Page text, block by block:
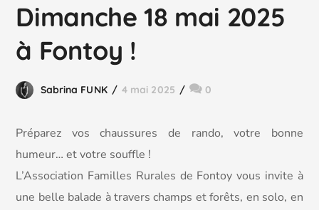
Dimanche 18 mai 2025
à Fontoy !
Sabrina FUNK 4 mai 2025 0
Préparez vos chaussures de rando, votre bonne
humeur… et votre souffle !
L’Association Familles Rurales de Fontoy vous invite à
une belle balade à travers champs et forêts, en solo, en